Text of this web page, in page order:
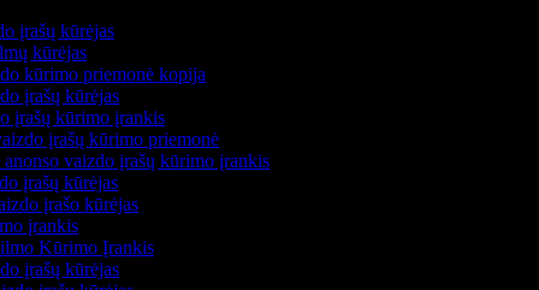
įrašų kūrėjas
kūrėjas
kūrimo priemonė kopija
įrašų kūrėjas
įrašų kūrimo įrankis
įrašų kūrimo priemonė
anonso vaizdo įrašų kūrimo įrankis
įrašų kūrėjas
įrašo kūrėjas
įrankis
Kūrimo Įrankis
įrašų kūrėjas